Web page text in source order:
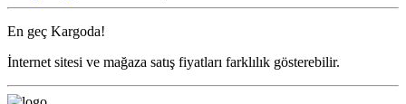
En geç Kargoda!
İnternet sitesi ve mağaza satış fiyatları farklılık gösterebilir.